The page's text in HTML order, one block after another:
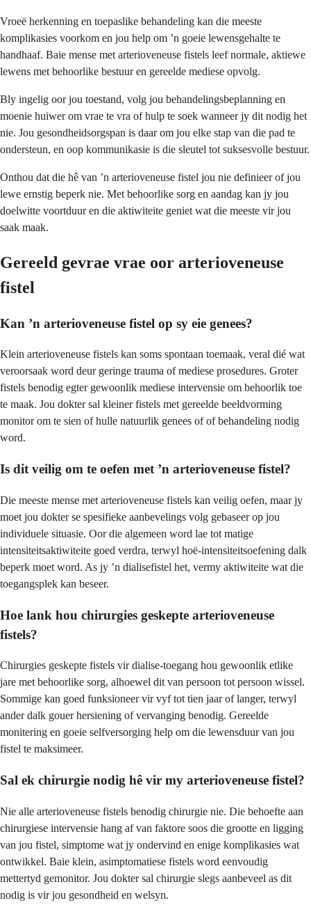
Vroeë herkenning en toepaslike behandeling kan die meeste
komplikasies voorkom en jou help om ’n goeie lewensgehalte te
handhaaf. Baie mense met arterioveneuse fistels leef normale, aktiewe
lewens met behoorlike bestuur en gereelde mediese opvolg.
Bly ingelig oor jou toestand, volg jou behandelingsbeplanning en
moenie huiwer om vrae te vra of hulp te soek wanneer jy dit nodig het
nie. Jou gesondheidsorgspan is daar om jou elke stap van die pad te
ondersteun, en oop kommunikasie is die sleutel tot suksesvolle bestuur.
Onthou dat die hê van ’n arterioveneuse fistel jou nie definieer of jou
lewe ernstig beperk nie. Met behoorlike sorg en aandag kan jy jou
doelwitte voortduur en die aktiwiteite geniet wat die meeste vir jou
saak maak.
Gereeld gevrae vrae oor arterioveneuse
fistel
Kan ’n arterioveneuse fistel op sy eie genees?
Klein arterioveneuse fistels kan soms spontaan toemaak, veral dié wat
veroorsaak word deur geringe trauma of mediese prosedures. Groter
fistels benodig egter gewoonlik mediese intervensie om behoorlik toe
te maak. Jou dokter sal kleiner fistels met gereelde beeldvorming
monitor om te sien of hulle natuurlik genees of of behandeling nodig
word.
Is dit veilig om te oefen met ’n arterioveneuse fistel?
Die meeste mense met arterioveneuse fistels kan veilig oefen, maar jy
moet jou dokter se spesifieke aanbevelings volg gebaseer op jou
individuele situasie. Oor die algemeen word lae tot matige
intensiteitsaktiwiteite goed verdra, terwyl hoë-intensiteitsoefening dalk
beperk moet word. As jy ’n dialisefistel het, vermy aktiwiteite wat die
toegangsplek kan beseer.
Hoe lank hou chirurgies geskepte arterioveneuse
fistels?
Chirurgies geskepte fistels vir dialise-toegang hou gewoonlik etlike
jare met behoorlike sorg, alhoewel dit van persoon tot persoon wissel.
Sommige kan goed funksioneer vir vyf tot tien jaar of langer, terwyl
ander dalk gouer hersiening of vervanging benodig. Gereelde
monitering en goeie selfversorging help om die lewensduur van jou
fistel te maksimeer.
Sal ek chirurgie nodig hê vir my arterioveneuse fistel?
Nie alle arterioveneuse fistels benodig chirurgie nie. Die behoefte aan
chirurgiese intervensie hang af van faktore soos die grootte en ligging
van jou fistel, simptome wat jy ondervind en enige komplikasies wat
ontwikkel. Baie klein, asimptomatiese fistels word eenvoudig
mettertyd gemonitor. Jou dokter sal chirurgie slegs aanbeveel as dit
nodig is vir jou gesondheid en welsyn.